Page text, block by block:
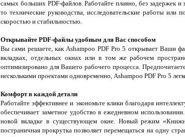
самых больших PDF-файлов. Работайте плавно, без
то технические руководства, исследовательские работы
скоростью и стабильностью.
Открывайте PDF-файлы удобным для Вас способом
Вы сами решаете, как Ashampoo PDF Pro 5 открывает Ваши
вкладках, отдельных окнах или в том же рабочем
оптимизировано для Вашего рабочего процесса.
несколькими проектами одновременно, Ashampoo PDF Pro 5
Комфорт в каждой детали
Работайте эффективнее и экономьте клики благодаря
обеспечивает заметное удобство в ежедневном
новой вкладке в существующем окне. Новый режим
постраничная прокрутка позволяет перемещаться на одну